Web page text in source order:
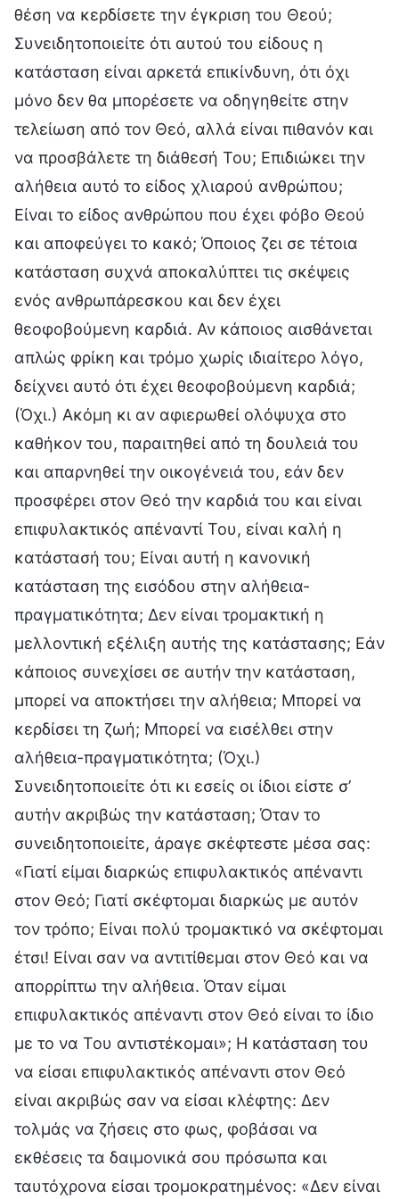
θέση να κερδίσετε την έγκριση του Θεού;
Συνειδητοποιείτε ότι αυτού του είδους η
κατάσταση είναι αρκετά επικίνδυνη, ότι όχι
μόνο δεν θα μπορέσετε να οδηγηθείτε στην
τελείωση από τον Θεό, αλλά είναι πιθανόν και
να προσβάλετε τη διάθεσή Του; Επιδιώκει την
αλήθεια αυτό το είδος χλιαρού ανθρώπου;
Είναι το είδος ανθρώπου που έχει φόβο Θεού
και αποφεύγει το κακό; Όποιος ζει σε τέτοια
κατάσταση συχνά αποκαλύπτει τις σκέψεις
ενός ανθρωπάρεσκου και δεν έχει
θεοφοβούμενη καρδιά. Αν κάποιος αισθάνεται
απλώς φρίκη και τρόμο χωρίς ιδιαίτερο λόγο,
δείχνει αυτό ότι έχει θεοφοβούμενη καρδιά;
(Όχι.) Ακόμη κι αν αφιερωθεί ολόψυχα στο
καθήκον του, παραιτηθεί από τη δουλειά του
και απαρνηθεί την οικογένειά του, εάν δεν
προσφέρει στον Θεό την καρδιά του και είναι
επιφυλακτικός απέναντί Του, είναι καλή η
κατάστασή του; Είναι αυτή η κανονική
κατάσταση της εισόδου στην αλήθεια-
πραγματικότητα; Δεν είναι τρομακτική η
μελλοντική εξέλιξη αυτής της κατάστασης; Εάν
κάποιος συνεχίσει σε αυτήν την κατάσταση,
μπορεί να αποκτήσει την αλήθεια; Μπορεί να
κερδίσει τη ζωή; Μπορεί να εισέλθει στην
αλήθεια-πραγματικότητα; (Όχι.)
Συνειδητοποιείτε ότι κι εσείς οι ίδιοι είστε σ’
αυτήν ακριβώς την κατάσταση; Όταν το
συνειδητοποιείτε, άραγε σκέφτεστε μέσα σας:
«Γιατί είμαι διαρκώς επιφυλακτικός απέναντι
στον Θεό; Γιατί σκέφτομαι διαρκώς με αυτόν
τον τρόπο; Είναι πολύ τρομακτικό να σκέφτομαι
έτσι! Είναι σαν να αντιτίθεμαι στον Θεό και να
απορρίπτω την αλήθεια. Όταν είμαι
επιφυλακτικός απέναντι στον Θεό είναι το ίδιο
με το να Του αντιστέκομαι»; Η κατάσταση του
να είσαι επιφυλακτικός απέναντι στον Θεό
είναι ακριβώς σαν να είσαι κλέφτης: Δεν
τολμάς να ζήσεις στο φως, φοβάσαι να
εκθέσεις τα δαιμονικά σου πρόσωπα και
ταυτόχρονα είσαι τρομοκρατημένος: «Δεν είναι